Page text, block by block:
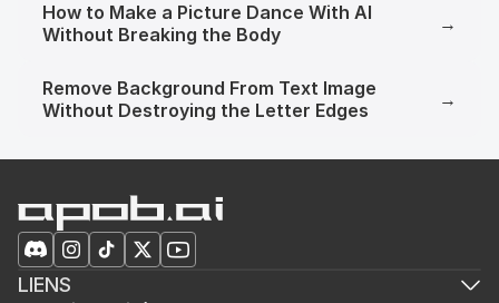
How to Make a Picture Dance With AI
Without Breaking the Body
→
Remove Background From Text Image
Without Destroying the Letter Edges
→
LIENS